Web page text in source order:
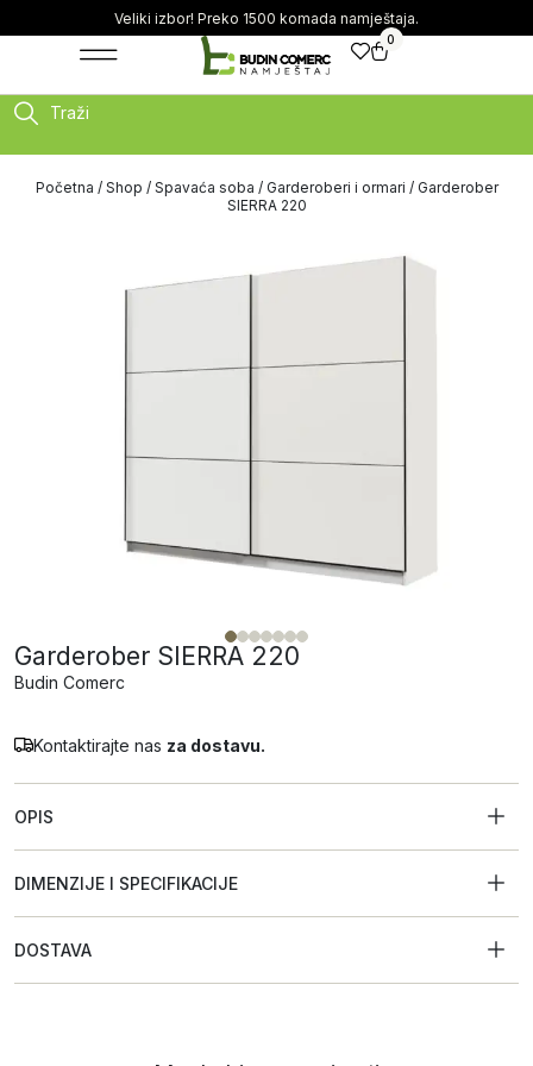
Veliki izbor! Preko 1500 komada namještaja.
0
Traži
Početna / Shop / Spavaća soba / Garderoberi i ormari / Garderober
SIERRA 220
Garderober SIERRA 220
Budin Comerc
Kontaktirajte nas za dostavu.
OPIS
DIMENZIJE I SPECIFIKACIJE
DOSTAVA